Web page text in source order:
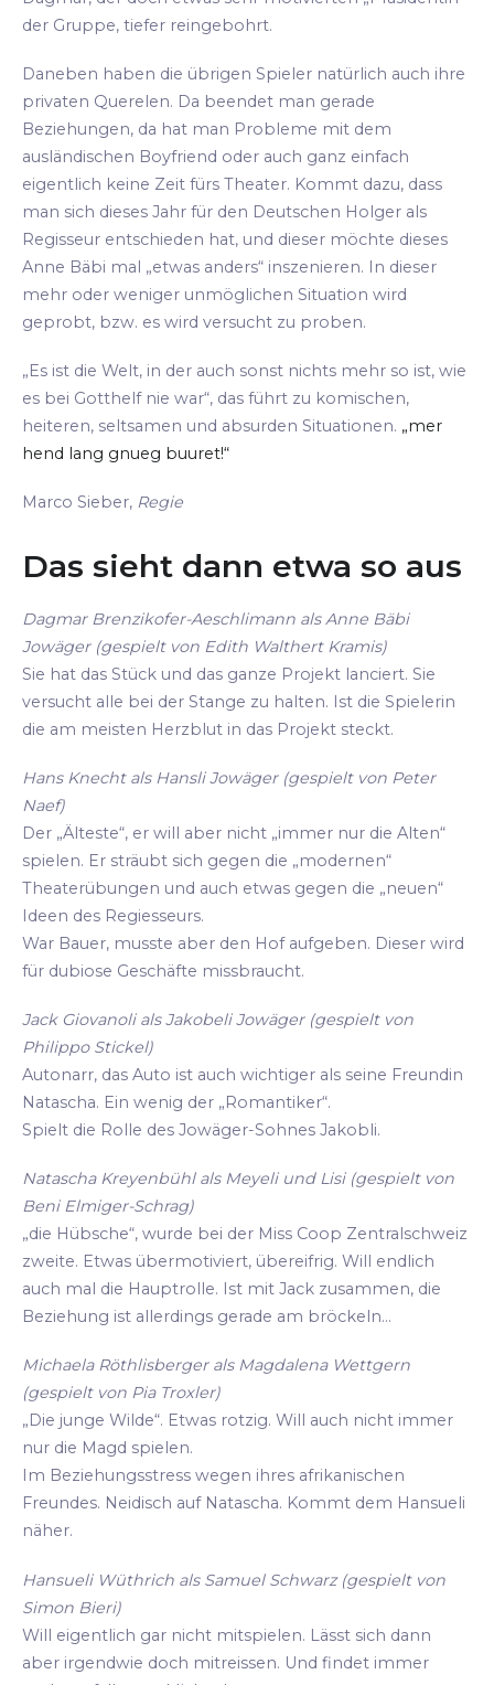
der Gruppe, tiefer reingebohrt.
Daneben haben die übrigen Spieler natürlich auch ihre
privaten Querelen. Da beendet man gerade
Beziehungen, da hat man Probleme mit dem
ausländischen Boyfriend oder auch ganz einfach
eigentlich keine Zeit fürs Theater. Kommt dazu, dass
man sich dieses Jahr für den Deutschen Holger als
Regisseur entschieden hat, und dieser möchte dieses
Anne Bäbi mal „etwas anders“ inszenieren. In dieser
mehr oder weniger unmöglichen Situation wird
geprobt, bzw. es wird versucht zu proben.
„Es ist die Welt, in der auch sonst nichts mehr so ist, wie
es bei Gotthelf nie war“, das führt zu komischen,
heiteren, seltsamen und absurden Situationen. „mer
hend lang gnueg buuret!“
Marco Sieber, Regie
Das sieht dann etwa so aus
Dagmar Brenzikofer-Aeschlimann als Anne Bäbi
Jowäger (gespielt von Edith Walthert Kramis)
Sie hat das Stück und das ganze Projekt lanciert. Sie
versucht alle bei der Stange zu halten. Ist die Spielerin
die am meisten Herzblut in das Projekt steckt.
Hans Knecht als Hansli Jowäger (gespielt von Peter
Naef)
Der „Älteste“, er will aber nicht „immer nur die Alten“
spielen. Er sträubt sich gegen die „modernen“
Theaterübungen und auch etwas gegen die „neuen“
Ideen des Regiesseurs.
War Bauer, musste aber den Hof aufgeben. Dieser wird
für dubiose Geschäfte missbraucht.
Jack Giovanoli als Jakobeli Jowäger (gespielt von
Philippo Stickel)
Autonarr, das Auto ist auch wichtiger als seine Freundin
Natascha. Ein wenig der „Romantiker“.
Spielt die Rolle des Jowäger-Sohnes Jakobli.
Natascha Kreyenbühl als Meyeli und Lisi (gespielt von
Beni Elmiger-Schrag)
„die Hübsche“, wurde bei der Miss Coop Zentralschweiz
zweite. Etwas übermotiviert, übereifrig. Will endlich
auch mal die Hauptrolle. Ist mit Jack zusammen, die
Beziehung ist allerdings gerade am bröckeln...
Michaela Röthlisberger als Magdalena Wettgern
(gespielt von Pia Troxler)
„Die junge Wilde“. Etwas rotzig. Will auch nicht immer
nur die Magd spielen.
Im Beziehungsstress wegen ihres afrikanischen
Freundes. Neidisch auf Natascha. Kommt dem Hansueli
näher.
Hansueli Wüthrich als Samuel Schwarz (gespielt von
Simon Bieri)
Will eigentlich gar nicht mitspielen. Lässt sich dann
aber irgendwie doch mitreissen. Und findet immer